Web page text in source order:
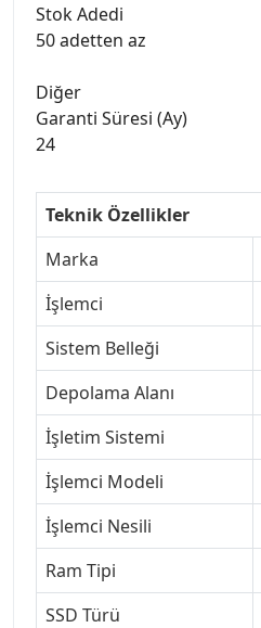
Stok Adedi
50 adetten az
Diğer
Garanti Süresi (Ay)
24
Teknik Özellikler
Marka
İşlemci
Sistem Belleği
Depolama Alanı
İşletim Sistemi
İşlemci Modeli
İşlemci Nesili
Ram Tipi
SSD Türü